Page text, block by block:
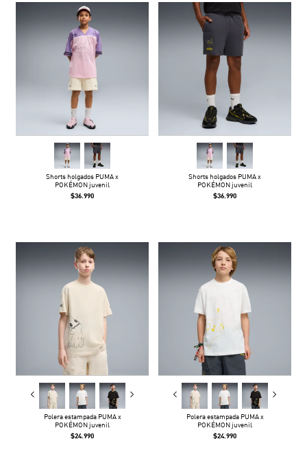
Shorts holgados PUMA x
POKÉMON juvenil
$36.990
Shorts holgados PUMA x
POKÉMON juvenil
$36.990
Polera estampada PUMA x
POKÉMON juvenil
$24.990
Polera estampada PUMA x
POKÉMON juvenil
$24.990